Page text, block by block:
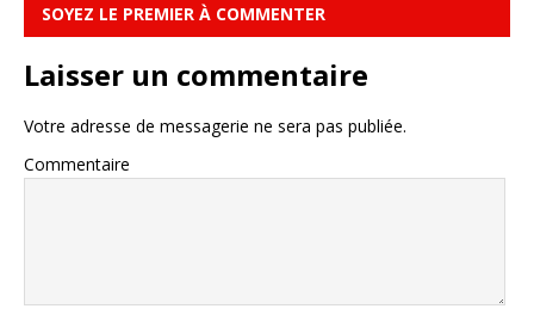
SOYEZ LE PREMIER À COMMENTER
Laisser un commentaire
Votre adresse de messagerie ne sera pas publiée.
Commentaire